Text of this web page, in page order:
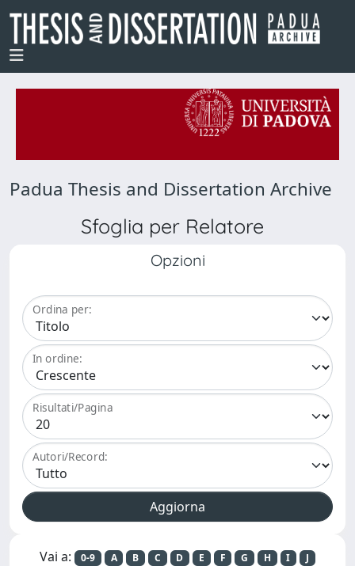
Padua Thesis and Dissertation Archive
Sfoglia per Relatore
Opzioni
Ordina per:
In ordine:
Risultati/Pagina
Autori/Record:
Vai a: 0-9 A B C D E F G H I
J